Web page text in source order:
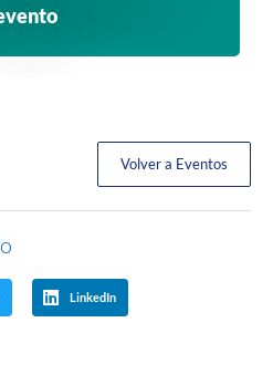
Volver a Eventos
LinkedIn